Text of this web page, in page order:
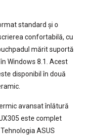
standard și o
confortabilă, cu
mărit suportă
Windows 8.1. Acest
disponibil în două
avansat înlătură
este complet
ASUS